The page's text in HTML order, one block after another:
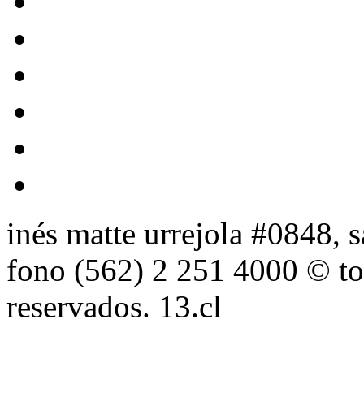
inés matte urrejola #0848,
fono (562) 2 251 4000 ©
reservados. 13.cl